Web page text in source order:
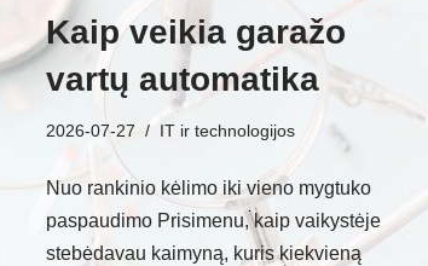
Kaip veikia garažo
vartų automatika
2026-07-27 IT ir technologijos
Nuo rankinio kėlimo iki vieno mygtuko
paspaudimo Prisimenu, kaip vaikystėje
stebėdavau kaimyną, kuris kiekvieną